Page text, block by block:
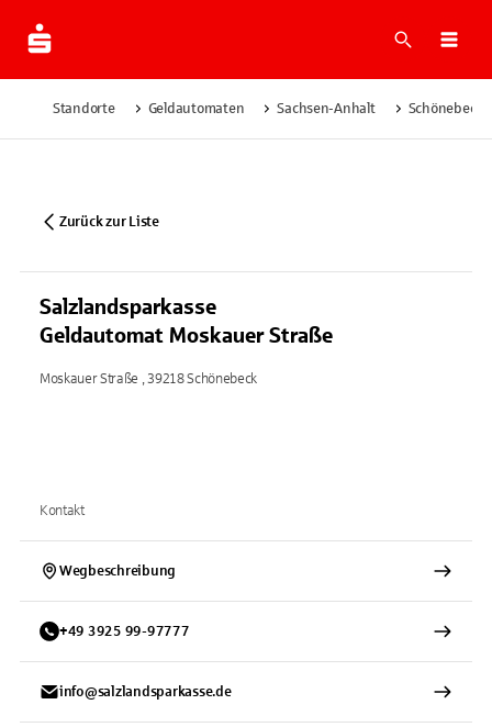
Suche
Standorte Geldautomaten Sachsen-Anhalt Schönebeck
Zurück zur Liste
Salzlandsparkasse
Geldautomat Moskauer Straße
Moskauer Straße , 39218 Schönebeck
Kontakt
Wegbeschreibung
+49 3925 99-97777
info@salzlandsparkasse.de